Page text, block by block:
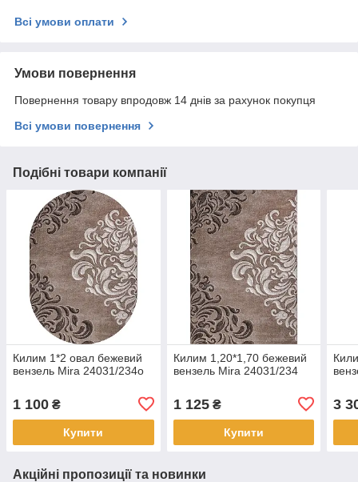
Всі умови оплати
Умови повернення
Повернення товару впродовж 14 днів за рахунок покупця
Всі умови повернення
Подібні товари компанії
Килим 1*2 овал бежевий
вензель Mira 24031/234о
1 100 ₴
Купити
Килим 1,20*1,70 бежевий
вензель Mira 24031/234
1 125₴
Купити
3
Акційні пропозиції та новинки